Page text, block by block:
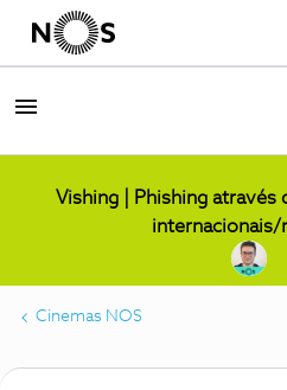
Vishing | Phishing através
internacionais/
Cinemas NOS